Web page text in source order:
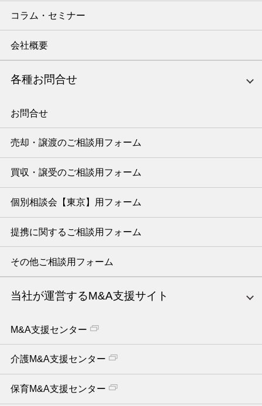
コラム・セミナー
会社概要
各種お問合せ
お問合せ
売却・譲渡のご相談用フォーム
買収・譲受のご相談用フォーム
個別相談会【東京】用フォーム
提携に関するご相談用フォーム
その他ご相談用フォーム
当社が運営するM&A支援サイト
M&A支援センター
介護M&A支援センター
保育M&A支援センター